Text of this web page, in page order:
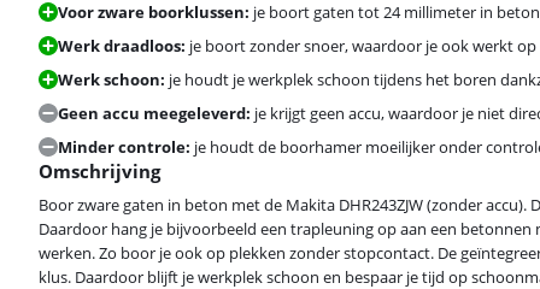
Voor zware boorklussen: je boort gaten tot 24 millimeter in
Werk draadloos: je boort zonder snoer, waardoor je ook werkt
Werk schoon: je houdt je werkplek schoon tijdens het boren
Geen accu meegeleverd: je krijgt geen accu, waardoor je niet
Minder controle: je houdt de boorhamer moeilijker onder
Omschrijving
Boor zware gaten in beton met de Makita DHR243ZJW (zonder
Daardoor hang je bijvoorbeeld een trapleuning op aan een
werken. Zo boor je ook op plekken zonder stopcontact. De
klus. Daardoor blijft je werkplek schoon en bespaar je tijd op